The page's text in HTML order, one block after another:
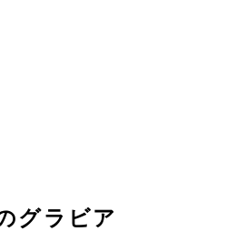
グラビア